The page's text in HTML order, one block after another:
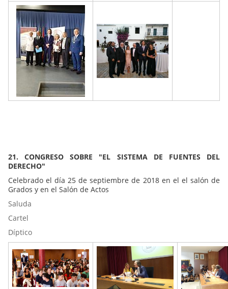
21. CONGRESO SOBRE "EL SISTEMA DE FUENTES DEL
DERECHO"
Celebrado el día 25 de septiembre de 2018 en el el salón de
Grados y en el Salón de Actos
Saluda
Cartel
Díptico